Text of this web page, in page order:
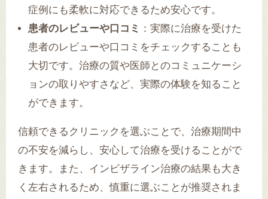
症例にも柔軟に対応できるため安心です。
患者のレビューや口コミ ：実際に治療を受けた
患者のレビューや口コミをチェックすることも
大切です。治療の質や医師とのコミュニケーシ
ョンの取りやすさなど、実際の体験を知ること
ができます。
信頼できるクリニックを選ぶことで、治療期間中
の不安を減らし、安心して治療を受けることがで
きます。また、インビザライン治療の結果も大き
く左右されるため、慎重に選ぶことが推奨されま